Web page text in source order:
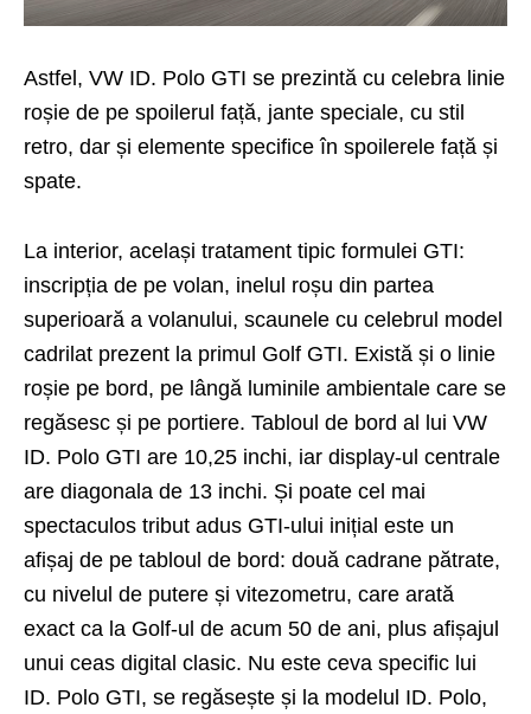
Astfel, VW ID. Polo GTI se prezintă cu celebra linie
roșie de pe spoilerul față, jante speciale, cu stil
retro, dar și elemente specifice în spoilerele față și
spate.
La interior, același tratament tipic formulei GTI:
inscripția de pe volan, inelul roșu din partea
superioară a volanului, scaunele cu celebrul model
cadrilat prezent la primul Golf GTI. Există și o linie
roșie pe bord, pe lângă luminile ambientale care se
regăsesc și pe portiere. Tabloul de bord al lui VW
ID. Polo GTI are 10,25 inchi, iar display-ul centrale
are diagonala de 13 inchi. Și poate cel mai
spectaculos tribut adus GTI-ului inițial este un
afișaj de pe tabloul de bord: două cadrane pătrate,
cu nivelul de putere și vitezometru, care arată
exact ca la Golf-ul de acum 50 de ani, plus afișajul
unui ceas digital clasic. Nu este ceva specific lui
ID. Polo GTI, se regăsește și la modelul ID. Polo,